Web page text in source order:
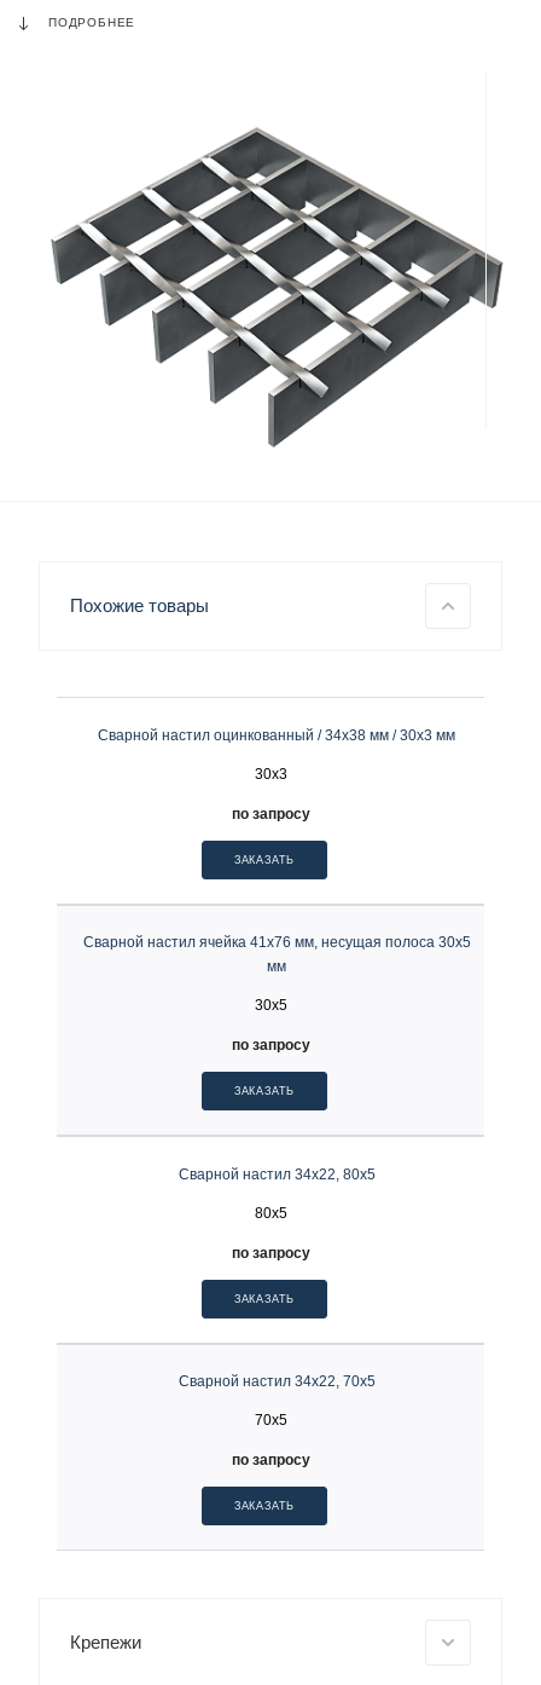
ПОДРОБНЕЕ
Похожие товары
Сварной настил оцинкованный / 34х38 мм / 30х3 мм
30x3
по запросу
ЗАКАЗАТЬ
Сварной настил ячейка 41х76 мм, несущая полоса 30х5
мм
30x5
по запросу
ЗАКАЗАТЬ
Сварной настил 34х22, 80х5
80x5
по запросу
ЗАКАЗАТЬ
Сварной настил 34х22, 70х5
70x5
по запросу
ЗАКАЗАТЬ
Крепежи